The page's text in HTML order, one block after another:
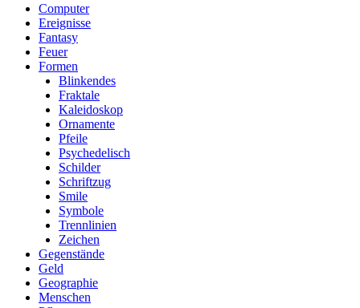
Computer
Ereignisse
Fantasy
Feuer
Formen
Blinkendes
Fraktale
Kaleidoskop
Ornamente
Pfeile
Psychedelisch
Schilder
Schriftzug
Smile
Symbole
Trennlinien
Zeichen
Gegenstände
Geld
Geographie
Menschen